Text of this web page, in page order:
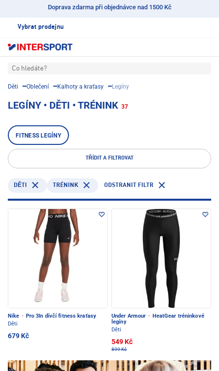
Doprava zdarma při objednávce nad 1500 Kč
Vybrat prodejnu
Co hledáte?
Děti Oblečení Kalhoty a kraťasy Legíny
LEGÍNY • DĚTI • TRÉNINK 37
FITNESS LEGÍNY
TŘÍDIT A FILTROVAT
DĚTI TRÉNINK ODSTRANIT FILTR
Nike · Pro 3In dívčí fitness kraťasy
Děti
679 Kč
Under Armour · HeatGear tréninkové
legíny
Děti
549 Kč
899 Kč